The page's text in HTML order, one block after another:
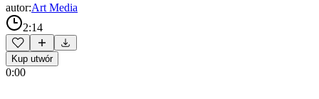
autor:Art Media
2:14
Kup utwór
0:00